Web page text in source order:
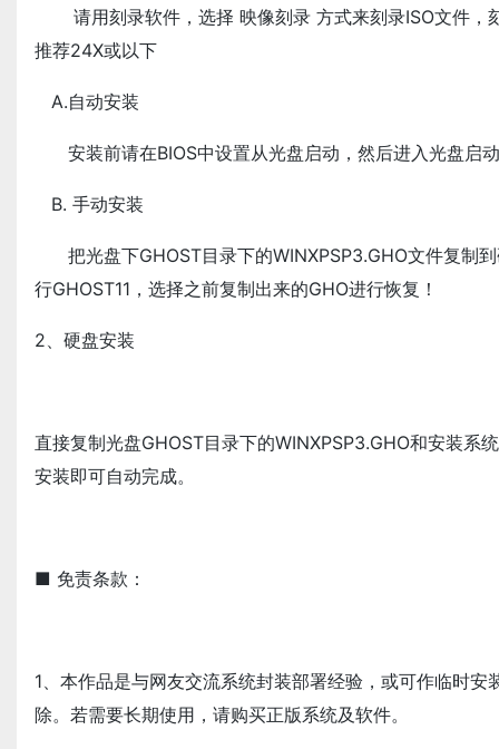
请用刻录软件，选择 映像刻录 方式来刻录ISO文件，
推荐24X或以下
A.自动安装
安装前请在BIOS中设置从光盘启动，然后进入光盘
B. 手动安装
把光盘下GHOST目录下的WINXPSP3.GHO文件复制
行GHOST11，选择之前复制出来的GHO进行恢复！
2、硬盘安装
直接复制光盘GHOST目录下的WINXPSP3.GHO和安装系
安装即可自动完成。
■ 免责条款：
1、本作品是与网友交流系统封装部署经验，或可作临时
除。若需要长期使用，请购买正版系统及软件。